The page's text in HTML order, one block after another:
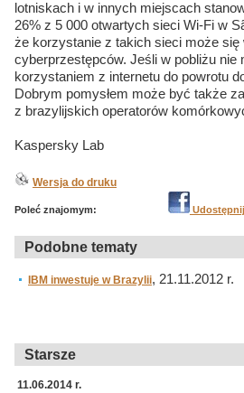
lotniskach i w innych miejscach
26% z 5 000 otwartych sieci Wi-Fi w
że korzystanie z takich sieci może
cyberprzestępców. Jeśli w pobliżu
korzystaniem z internetu do powrotu
Dobrym pomysłem może być także
z brazylijskich operatorów
Kaspersky Lab
Wersja do druku
Poleć znajomym: Udostępnij
Podobne tematy
IBM inwestuje w Brazylii, 21.11.2012 r.
Starsze
11.06.2014 r.